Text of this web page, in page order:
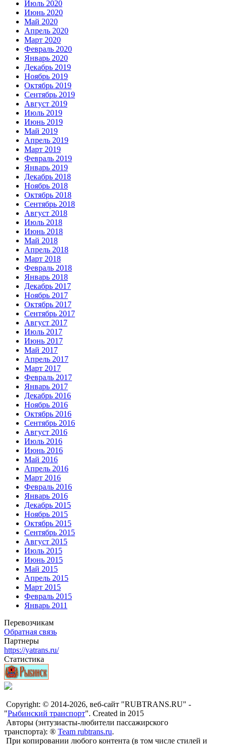
Июль 2020
Июнь 2020
Май 2020
Апрель 2020
Март 2020
Февраль 2020
Январь 2020
Декабрь 2019
Ноябрь 2019
Октябрь 2019
Сентябрь 2019
Август 2019
Июль 2019
Июнь 2019
Май 2019
Апрель 2019
Март 2019
Февраль 2019
Январь 2019
Декабрь 2018
Ноябрь 2018
Октябрь 2018
Сентябрь 2018
Август 2018
Июль 2018
Июнь 2018
Май 2018
Апрель 2018
Март 2018
Февраль 2018
Январь 2018
Декабрь 2017
Ноябрь 2017
Октябрь 2017
Сентябрь 2017
Август 2017
Июль 2017
Июнь 2017
Май 2017
Апрель 2017
Март 2017
Февраль 2017
Январь 2017
Декабрь 2016
Ноябрь 2016
Октябрь 2016
Сентябрь 2016
Август 2016
Июль 2016
Июнь 2016
Май 2016
Апрель 2016
Март 2016
Февраль 2016
Январь 2016
Декабрь 2015
Ноябрь 2015
Октябрь 2015
Сентябрь 2015
Август 2015
Июль 2015
Июнь 2015
Май 2015
Апрель 2015
Март 2015
Февраль 2015
Январь 2011
Перевозчикам
Обратная связь
Партнеры
https://yatrans.ru/
Статистика
Copyright: © 2014-2026, веб-сайт "RUBTRANS.RU" -
"Рыбинский транспорт". Created in 2015
Авторы (энтузиасты-любители пассажирского
транспорта): ® Team rubtrans.ru.
При копировании любого контента (в том числе стилей и